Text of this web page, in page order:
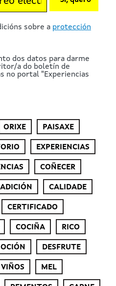
sobre a protección
dos datos para darme
a do boletín de
no portal "Experiencias
ORIXE PAISAXE
EXPERIENCIAS
COÑECER
CALIDADE
CERTIFICADO
COCIÑA RICO
DESFRUTE
VIÑOS MEL